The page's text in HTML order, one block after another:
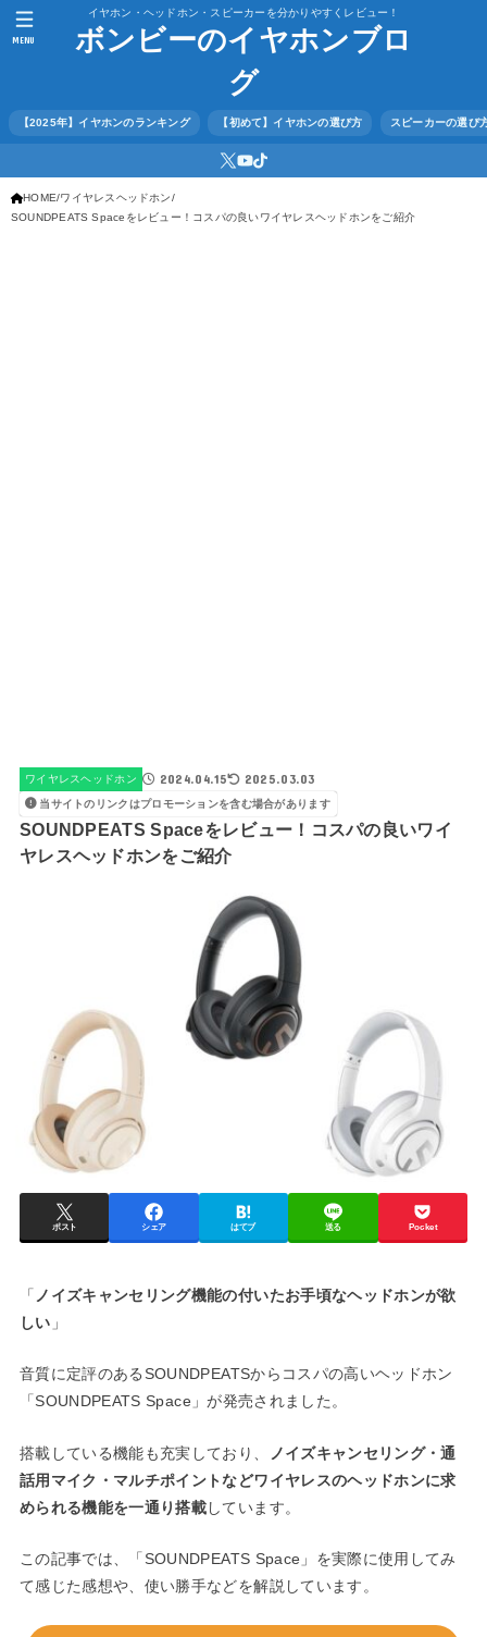
イヤホン・ヘッドホン・スピーカーを分かりやすくレビュー！
ボンビーのイヤホンブロ
グ
【2025年】イヤホンのランキング 【初めて】イヤホンの選び方 スピーカーの選び
MENU
HOME ワイヤレスヘッドホン
SOUNDPEATS Spaceをレビュー！コスパの良いワイヤレスヘッドホンをご紹介
ワイヤレスヘッドホン 2024.04.15 2025.03.03
当サイトのリンクはプロモーションを含む場合があります
SOUNDPEATS Spaceをレビュー！コスパの良いワイ
ヤレスヘッドホンをご紹介
ポスト シェア はてブ 送る Pocket
「 ノイズキャンセリング機能の付いたお手頃なヘッドホンが欲
しい 」
音質に定評のあるSOUNDPEATSからコスパの高いヘッドホン
「SOUNDPEATS Space」が発売されました。
搭載している機能も充実しており、
ノイズキャンセリング・通
話用マイク・マルチポイントなどワイヤレスのヘッドホンに求
められる機能を一通り搭載しています。
この記事では、「SOUNDPEATS Space」を実際に使用してみ
て感じた感想や、使い勝手などを解説しています。